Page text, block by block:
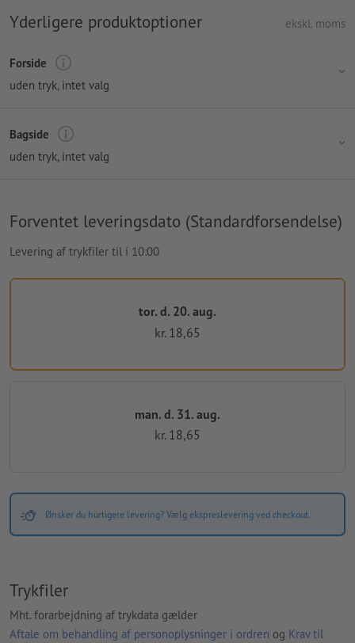
Yderligere produktoptioner ekskl. moms
Forside
uden tryk, intet valg
Bagside
uden tryk, intet valg
Forventet leveringsdato (Standardforsendelse)
Levering af trykfiler til i 10:00
tor. d. 20. aug.
kr. 18,65
man. d. 31. aug.
kr. 18,65
Ønsker du hurtigere levering? Vælg ekspreslevering ved checkout.
Trykfiler
Mht. forarbejdning af trykdata gælder
Aftale om behandling af personoplysninger i ordren og Krav til